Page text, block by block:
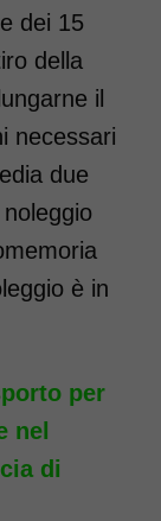
-
69
dei 15
della
il
necessari
due
è in
per
nel
di